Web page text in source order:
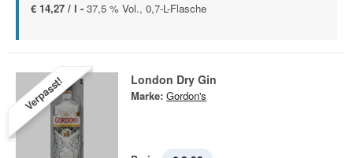
€ 14,27 / l - 37,5 % Vol., 0,7-L-Flasche
Verpasst! London Dry Gin
Marke: Gordon's